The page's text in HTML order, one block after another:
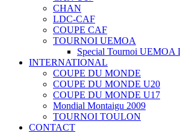
CHAN
LDC-CAF
COUPE CAF
TOURNOI UEMOA
Special Tournoi UEMOA
INTERNATIONAL
COUPE DU MONDE
COUPE DU MONDE U20
COUPE DU MONDE U17
Mondial Montaigu 2009
TOURNOI TOULON
CONTACT